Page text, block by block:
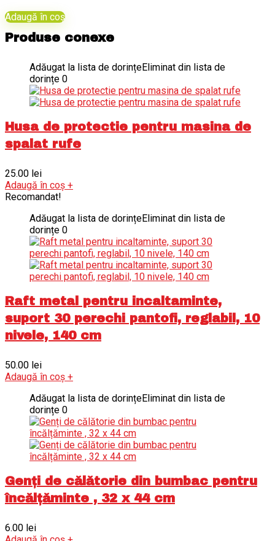
Adaugă în coș
Produse conexe
Adăugat la lista de dorințeEliminat din lista de
dorințe 0
Husa de protectie pentru masina de
spalat rufe
25.00 lei
Adaugă în coș +
Recomandat!
Adăugat la lista de dorințeEliminat din lista de
dorințe 0
Raft metal pentru incaltaminte,
suport 30 perechi pantofi, reglabil, 10
nivele, 140 cm
50.00 lei
Adaugă în coș +
Adăugat la lista de dorințeEliminat din lista de
dorințe 0
Genți de călătorie din bumbac pentru
încălțăminte , 32 x 44 cm
6.00 lei